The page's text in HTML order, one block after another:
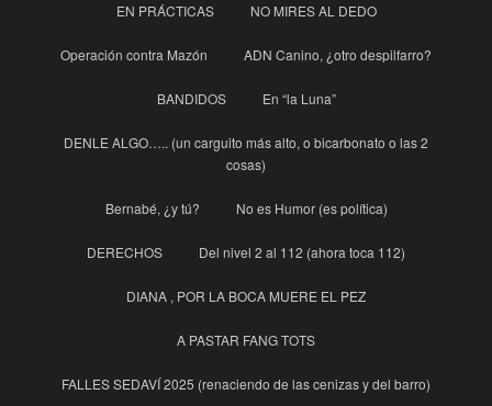
EN PRÁCTICAS NO MIRES AL DEDO
Operación contra Mazón ADN Canino, ¿otro despilfarro?
BANDIDOS En “la Luna”
DENLE ALGO….. (un carguito más alto, o bicarbonato o las 2
cosas)
Bernabé, ¿y tú? No es Humor (es política)
DERECHOS Del nivel 2 al 112 (ahora toca 112)
DIANA , POR LA BOCA MUERE EL PEZ
A PASTAR FANG TOTS
FALLES SEDAVÍ 2025 (renaciendo de las cenizas y del barro)